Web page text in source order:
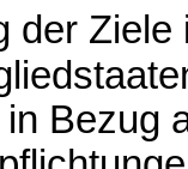
der Ziele
Bezug